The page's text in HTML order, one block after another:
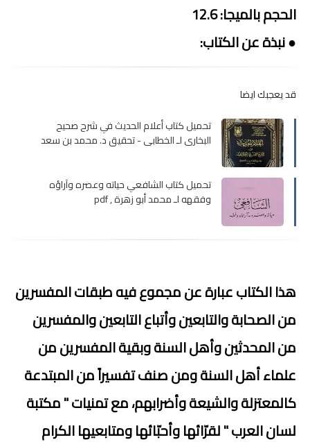
الحجم بالميجا: 12.6
● نبذة عن الكتاب:
قد يعجبك ايضا
تحميل كتاب أعلام الحديث في شرح صحيح
البخاري لـ الخطابي - تحقيق د. محمد بن سعد
تحميل كتاب الشافعي حياته وعصره وآراؤه
وفقهه لـ محمد أبو زهرة , pdf
هذا الكتاب عبارة عن مجموع فيه طبقات المفسرين
من الصحابة والتابعين وأتباع التابعين والمفسرين
من المحدثين وأهل السنة وبقية المفسرين من
علماء أهل السنة ومن صنف تفسيراً من المبتدعة
كالمعتزلة والشيعة وأضرابهم، مع تمنيات " مكتبة
لسان العرب " لقرّائها وأحبّائها ومتابعيها الكرام